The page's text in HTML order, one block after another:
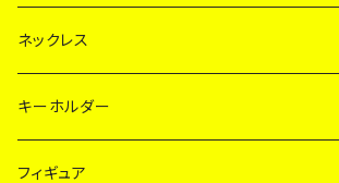
ネックレス
キーホルダー
フィギュア